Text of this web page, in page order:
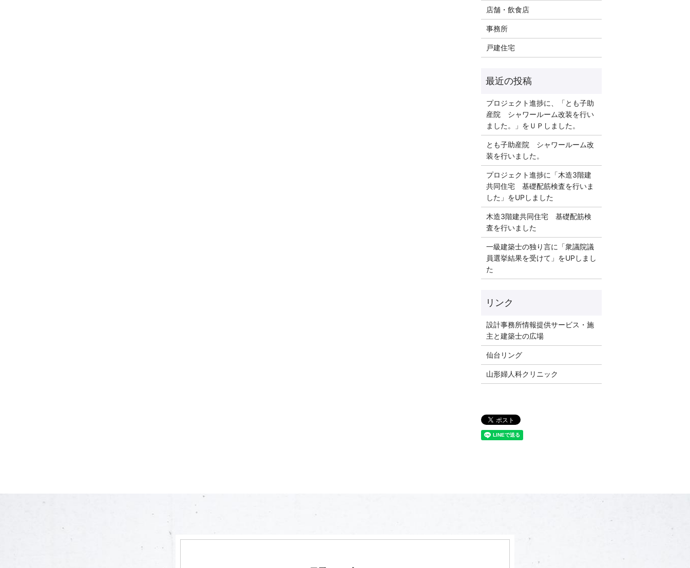
店舗・飲食店
事務所
戸建住宅
プロジェクト進捗に、「とも子助
産院 シャワールーム改装を行い
ました。」をＵＰしました。
とも子助産院 シャワールーム改
装を行いました。
プロジェクト進捗に「木造3階建
共同住宅 基礎配筋検査を行いま
した」をUPしました
木造3階建共同住宅 基礎配筋検
査を行いました
一級建築士の独り言に「衆議院議
員選挙結果を受けて」をUPしまし
た
リンク
設計事務所情報提供サービス・施
主と建築士の広場
仙台リング
山形婦人科クリニック